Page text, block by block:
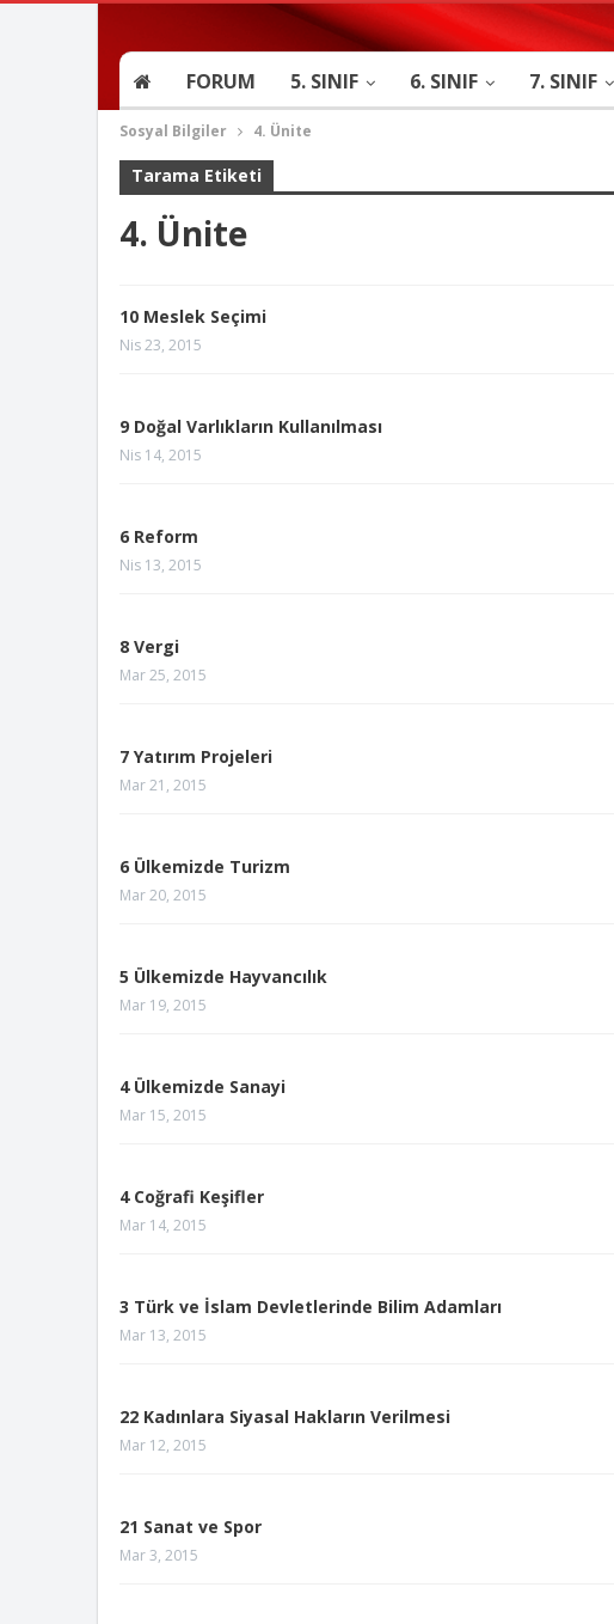
FORUM 5. SINIF 6. SINIF 7. SINIF
Sosyal Bilgiler 4. Ünite
Tarama Etiketi
4. Ünite
10 Meslek Seçimi
Nis 23, 2015
9 Doğal Varlıkların Kullanılması
Nis 14, 2015
6 Reform
Nis 13, 2015
8 Vergi
Mar 25, 2015
7 Yatırım Projeleri
Mar 21, 2015
6 Ülkemizde Turizm
Mar 20, 2015
5 Ülkemizde Hayvancılık
Mar 19, 2015
4 Ülkemizde Sanayi
Mar 15, 2015
4 Coğrafi Keşifler
Mar 14, 2015
3 Türk ve İslam Devletlerinde Bilim Adamları
Mar 13, 2015
22 Kadınlara Siyasal Hakların Verilmesi
Mar 12, 2015
21 Sanat ve Spor
Mar 3, 2015